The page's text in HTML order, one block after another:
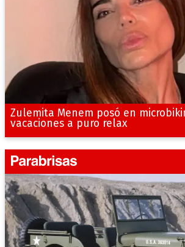
Zulemita Menem posó en
vacaciones a puro relax